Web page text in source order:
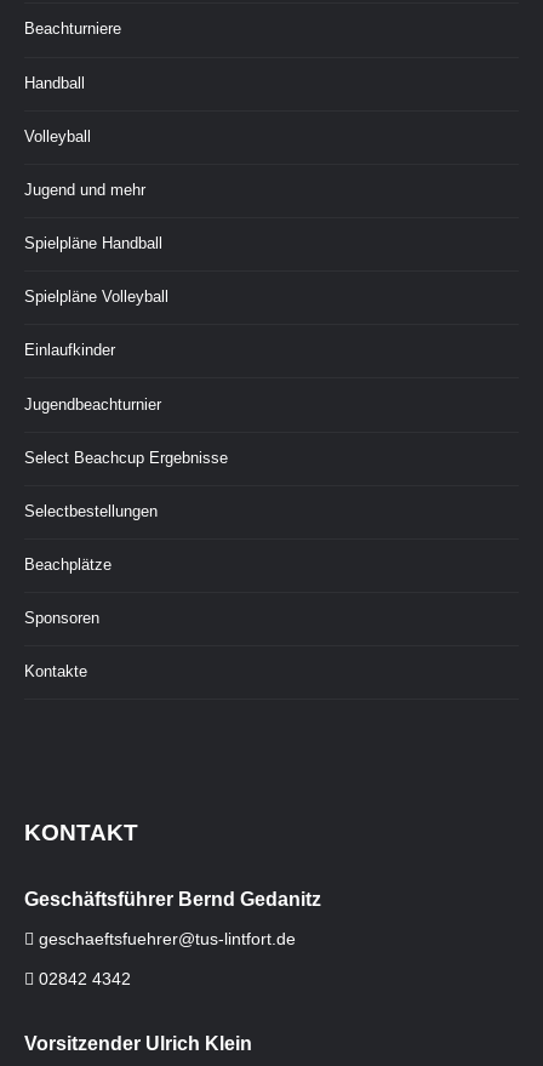
Beachturniere
Handball
Volleyball
Jugend und mehr
Spielpläne Handball
Spielpläne Volleyball
Einlaufkinder
Jugendbeachturnier
Select Beachcup Ergebnisse
Selectbestellungen
Beachplätze
Sponsoren
Kontakte
KONTAKT
Geschäftsführer Bernd Gedanitz
geschaeftsfuehrer@tus-lintfort.de
02842 4342
Vorsitzender Ulrich Klein